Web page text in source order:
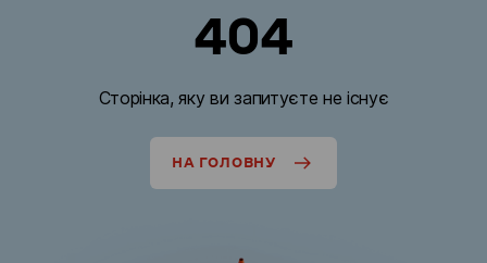
404
Сторінка, яку ви запитуєте не існує
НА ГОЛОВНУ